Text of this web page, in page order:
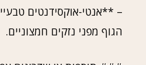
– **אנטי-אוקסידנטים
הגוף מפני נזקים חמצוניים.